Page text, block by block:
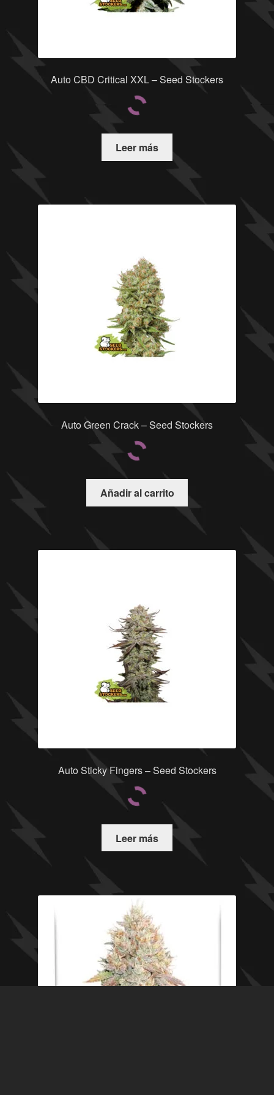
Auto CBD Critical XXL – Seed Stockers
Leer más
Auto Green Crack – Seed Stockers
Añadir al carrito
Auto Sticky Fingers – Seed Stockers
Leer más